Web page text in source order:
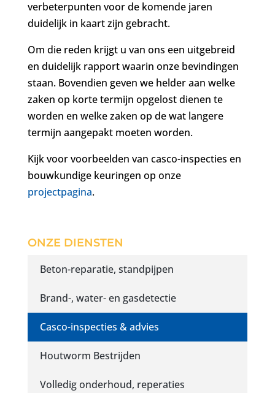
verbeterpunten voor de komende jaren
duidelijk in kaart zijn gebracht.
Om die reden krijgt u van ons een uitgebreid
en duidelijk rapport waarin onze bevindingen
staan. Bovendien geven we helder aan welke
zaken op korte termijn opgelost dienen te
worden en welke zaken op de wat langere
termijn aangepakt moeten worden.
Kijk voor voorbeelden van casco-inspecties en
bouwkundige keuringen op onze
projectpagina.
ONZE DIENSTEN
Beton-reparatie, standpijpen
Brand-, water- en gasdetectie
Casco-inspecties & advies
Houtworm Bestrijden
Volledig onderhoud, reperaties